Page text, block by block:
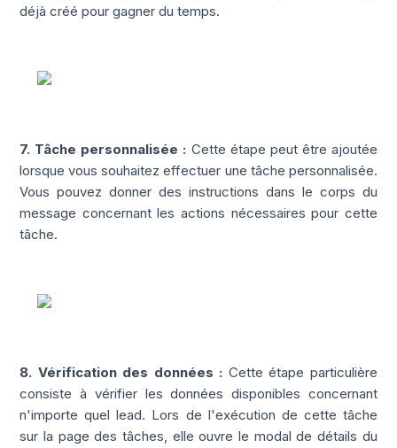
déjà créé pour gagner du temps.
7. Tâche personnalisée : Cette étape peut être ajoutée
lorsque vous souhaitez effectuer une tâche personnalisée.
Vous pouvez donner des instructions dans le corps du
message concernant les actions nécessaires pour cette
tâche.
8. Vérification des données : Cette étape particulière
consiste à vérifier les données disponibles concernant
n'importe quel lead. Lors de l'exécution de cette tâche
sur la page des tâches, elle ouvre le modal de détails du